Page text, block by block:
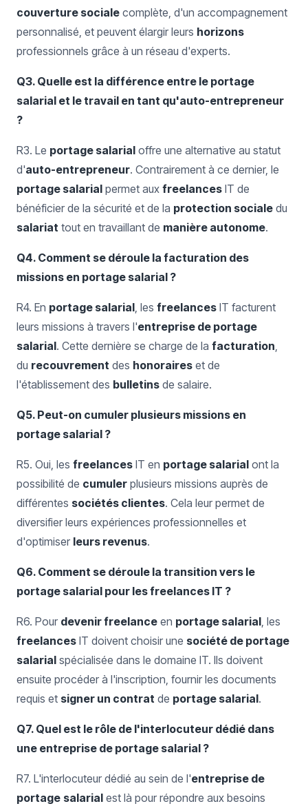
couverture sociale complète, d'un accompagnement
personnalisé, et peuvent élargir leurs horizons
professionnels grâce à un réseau d'experts.
Q3. Quelle est la différence entre le portage
salarial et le travail en tant qu'auto-entrepreneur
?
R3. Le portage salarial offre une alternative au statut
d'auto-entrepreneur. Contrairement à ce dernier, le
portage salarial permet aux freelances IT de
bénéficier de la sécurité et de la protection sociale du
salariat tout en travaillant de manière autonome.
Q4. Comment se déroule la facturation des
missions en portage salarial ?
R4. En portage salarial, les freelances IT facturent
leurs missions à travers l'entreprise de portage
salarial. Cette dernière se charge de la facturation,
du recouvrement des honoraires et de
l'établissement des bulletins de salaire.
Q5. Peut-on cumuler plusieurs missions en
portage salarial ?
R5. Oui, les freelances IT en portage salarial ont la
possibilité de cumuler plusieurs missions auprès de
différentes sociétés clientes. Cela leur permet de
diversifier leurs expériences professionnelles et
d'optimiser leurs revenus.
Q6. Comment se déroule la transition vers le
portage salarial pour les freelances IT ?
R6. Pour devenir freelance en portage salarial, les
freelances IT doivent choisir une société de portage
salarial spécialisée dans le domaine IT. Ils doivent
ensuite procéder à l'inscription, fournir les documents
requis et signer un contrat de portage salarial.
Q7. Quel est le rôle de l'interlocuteur dédié dans
une entreprise de portage salarial ?
R7. L'interlocuteur dédié au sein de l'entreprise de
portage salarial est là pour répondre aux besoins